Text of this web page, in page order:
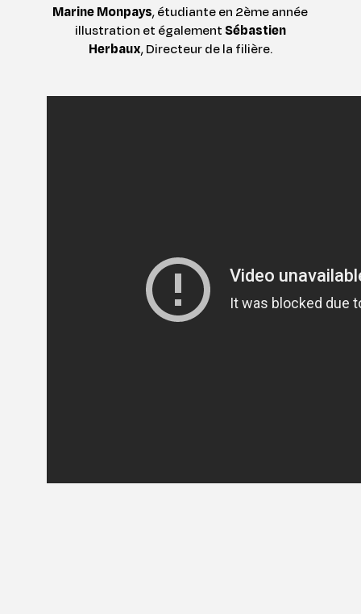
Marine Monpays, étudiante en 2ème année
illustration et égalementSébastien
Herbaux, Directeur de la filière.